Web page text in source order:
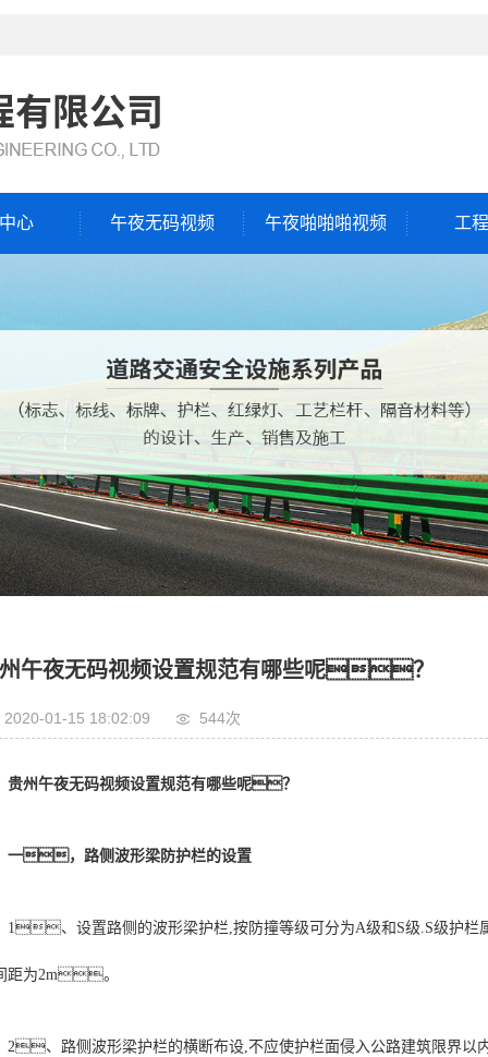
心 午夜无码视频 午夜啪啪啪视频 工
午夜无码视频设置规范有哪些呢？
2020-01-15 18:02:09 544次
贵州午夜无码视频设置规范有哪些呢？
一，路侧波形梁防护栏的设置
1、设置路侧的波形梁护栏,按防撞等级可分为A级和S级.S级护栏
距为2m。
2、路侧波形梁护栏的横断布设,不应使护栏面侵入公路建筑限界以